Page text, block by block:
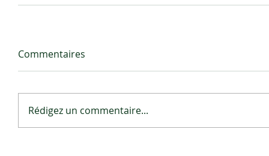
Commentaires
Rédigez un commentaire...